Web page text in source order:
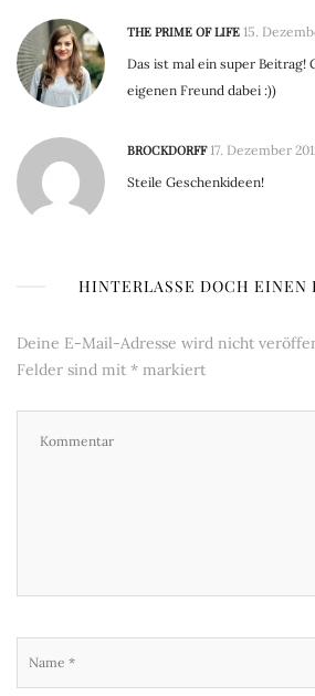
THE PRIME OF LIFE 15.
Das ist mal ein super Beitrag!
eigenen Freund dabei :))
BROCKDORFF 17. Dezember
Steile Geschenkideen!
HINTERLASSE DOCH EINEN
Deine E-Mail-Adresse wird nicht
Felder sind mit * markiert